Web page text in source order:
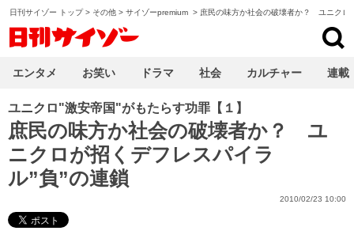
日刊サイゾー トップ> その他 > サイゾーpremium > 庶民の味方か社会の破壊者か？ ユニクロ
ユニクロ"激安帝国"がもたらす功罪【１】
庶民の味方か社会の破壊者か？ ユ
ニクロが招くデフレスパイラ
ル”負”の連鎖
2010/02/23 10:00
エンタメ お笑い ドラマ 社会 カルチャー 連載